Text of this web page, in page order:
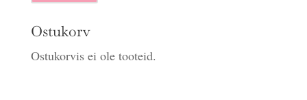
Ostukorv
Ostukorvis ei ole tooteid.